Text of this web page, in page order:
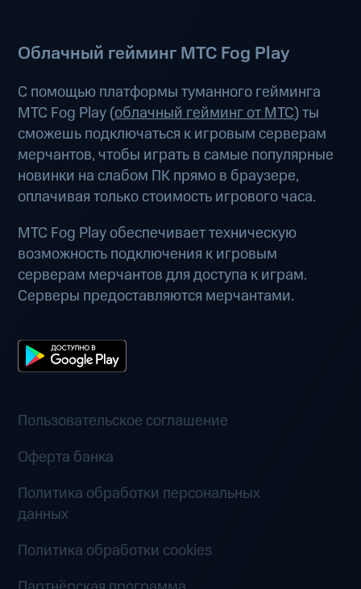
Облачный гейминг МТС Fog Play
С помощью платформы туманного гейминга
МТС Fog Play (облачный гейминг от МТС) ты
сможешь подключаться к игровым серверам
мерчантов, чтобы играть в самые популярные
новинки на слабом ПК прямо в браузере,
оплачивая только стоимость игрового часа.
МТС Fog Play обеспечивает техническую
возможность подключения к игровым
серверам мерчантов для доступа к играм.
Серверы предоставляются мерчантами.
Пользовательское соглашение
Оферта банка
Политика обработки персональных
данных
Политика обработки cookies